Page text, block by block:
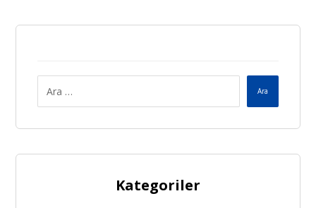
Ara
Kategoriler